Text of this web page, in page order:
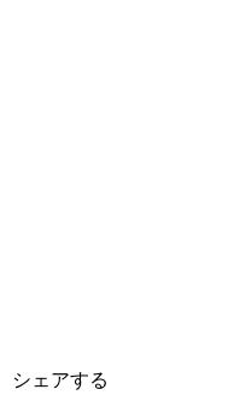
シェアする